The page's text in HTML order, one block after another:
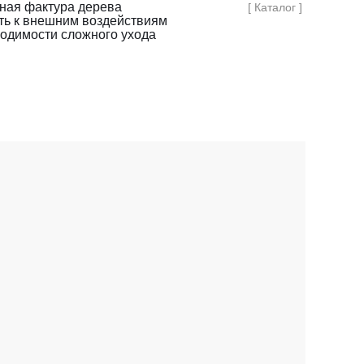
фактура дерева
к внешним воздействиям
сложного ухода
[ Каталог ]